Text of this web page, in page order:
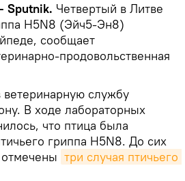
Четвертый в Литве
H5N8 (Эйч5-Эн8)
сообщает
продовольственная
службу
В ходе лабораторных
что птица была
гриппа H5N8. До сих
три случая птичьего